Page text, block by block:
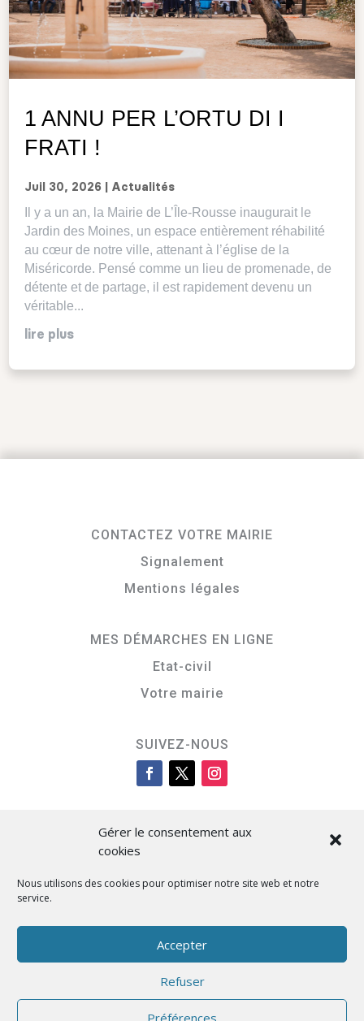
Gérer le consentement aux
cookies
Nous utilisons des cookies pour optimiser notre site web et notre
service.
Accepter
Refuser
Préférences
1 ANNU PER L’ORTU DI I
FRATI !
Juil 30, 2026 Actualités
Il y a un an, la Mairie de L’Île-Rousse inaugurait le
Jardin des Moines, un espace entièrement réhabilité
au cœur de notre ville, attenant à l’église de la
Miséricorde. Pensé comme un lieu de promenade, de
détente et de partage, il est rapidement devenu un
véritable...
lire plus
CONTACTEZ VOTRE MAIRIE
Signalement
Mentions légales
MES DÉMARCHES EN LIGNE
Etat-civil
Votre mairie
SUIVEZ-NOUS
Cità di L’Isula
Designed by BKM Web Consulting